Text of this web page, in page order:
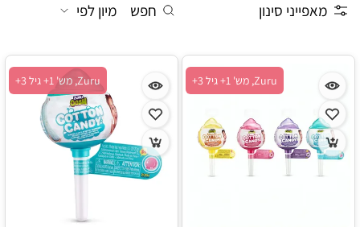
מאפייני סינון חפש מיון לפי
Zuru, מש' 1+ גיל 3+ Zuru, מש' 1+ גיל 3+